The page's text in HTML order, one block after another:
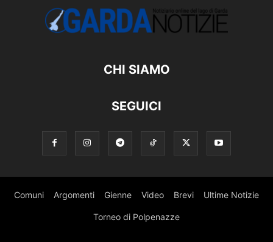
CHI SIAMO
SEGUICI
Comuni Argomenti Gienne Video Brevi Ultime Notizie
Torneo di Polpenazze